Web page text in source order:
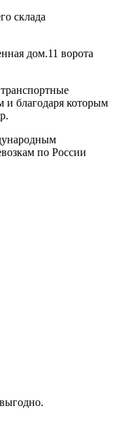
склада
дом.11 ворота
и благодаря которым
по России